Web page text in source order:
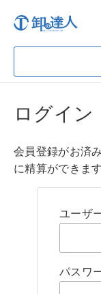
ログイン
会員登録がお済
に精算ができます
ユーザ
パスワ